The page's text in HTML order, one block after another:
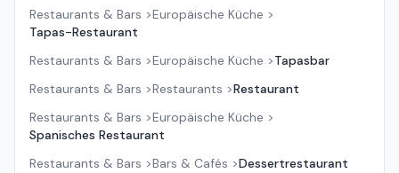
Restaurants & Bars >Europäische Küche >
Tapas-Restaurant
Restaurants & Bars >Europäische Küche >Tapasbar
Restaurants & Bars >Restaurants >Restaurant
Restaurants & Bars >Europäische Küche >
Spanisches Restaurant
Restaurants & Bars >Bars & Cafés >Dessertrestaurant